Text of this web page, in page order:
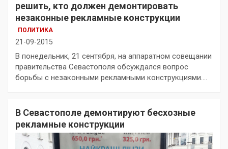
решить, кто должен демонтировать
незаконные рекламные конструкции
ПОЛИТИКА
21-09-2015
В понедельник, 21 сентября, на аппаратном совещании
правительства Севастополя обсуждался вопрос
борьбы с незаконными рекламными конструкциями.…
В Севастополе демонтируют бесхозные
рекламные конструкции